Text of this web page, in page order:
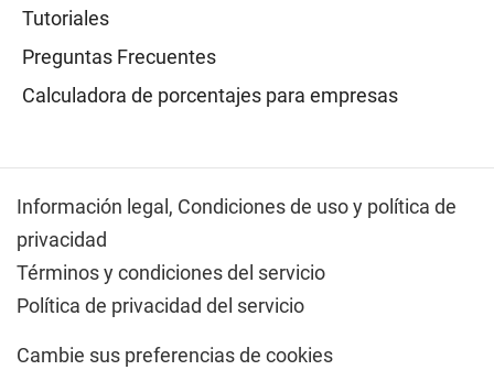
Tutoriales
Preguntas Frecuentes
Calculadora de porcentajes para empresas
Información legal, Condiciones de uso y política de
privacidad
Términos y condiciones del servicio
Política de privacidad del servicio
Cambie sus preferencias de cookies